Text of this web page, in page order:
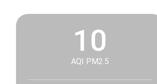
10
AQI PM2.5